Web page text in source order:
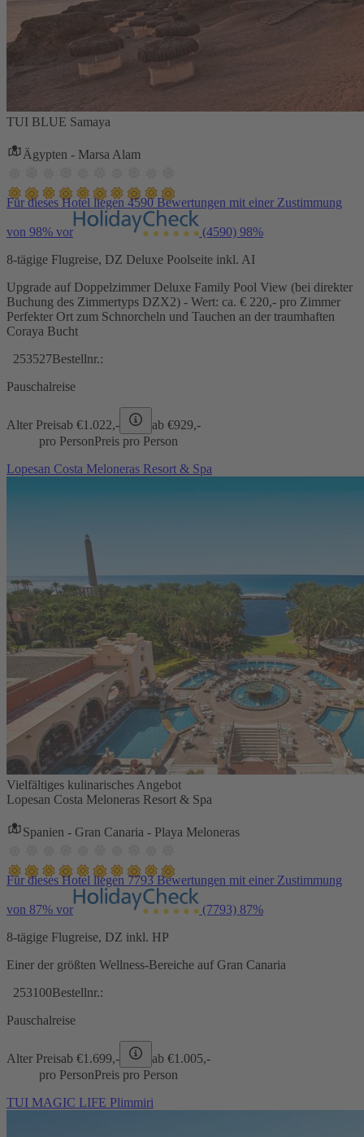
TUI BLUE Samaya
Ägypten - Marsa Alam
Für dieses Hotel liegen 4590 Bewertungen mit einer Zustimmung
von 98% vor (4590) 98%
8-tägige Flugreise, DZ Deluxe Poolseite inkl. AI
Upgrade auf Doppelzimmer Deluxe Family Pool View (bei direkter
Buchung des Zimmertyps DZX2) - Wert: ca. € 220,- pro Zimmer
Perfekter Ort zum Schnorcheln und Tauchen an der traumhaften
Coraya Bucht
253527Bestellnr.:
Pauschalreise
Alter Preisab €1.022,- ab €929,-
pro PersonPreis pro Person
Lopesan Costa Meloneras Resort & Spa
Vielfältiges kulinarisches Angebot
Lopesan Costa Meloneras Resort & Spa
Spanien - Gran Canaria - Playa Meloneras
Für dieses Hotel liegen 7793 Bewertungen mit einer Zustimmung
von 87% vor (7793) 87%
8-tägige Flugreise, DZ inkl. HP
Einer der größten Wellness-Bereiche auf Gran Canaria
253100Bestellnr.:
Pauschalreise
Alter Preisab €1.699,- ab €1.005,-
pro PersonPreis pro Person
TUI MAGIC LIFE Plimmiri